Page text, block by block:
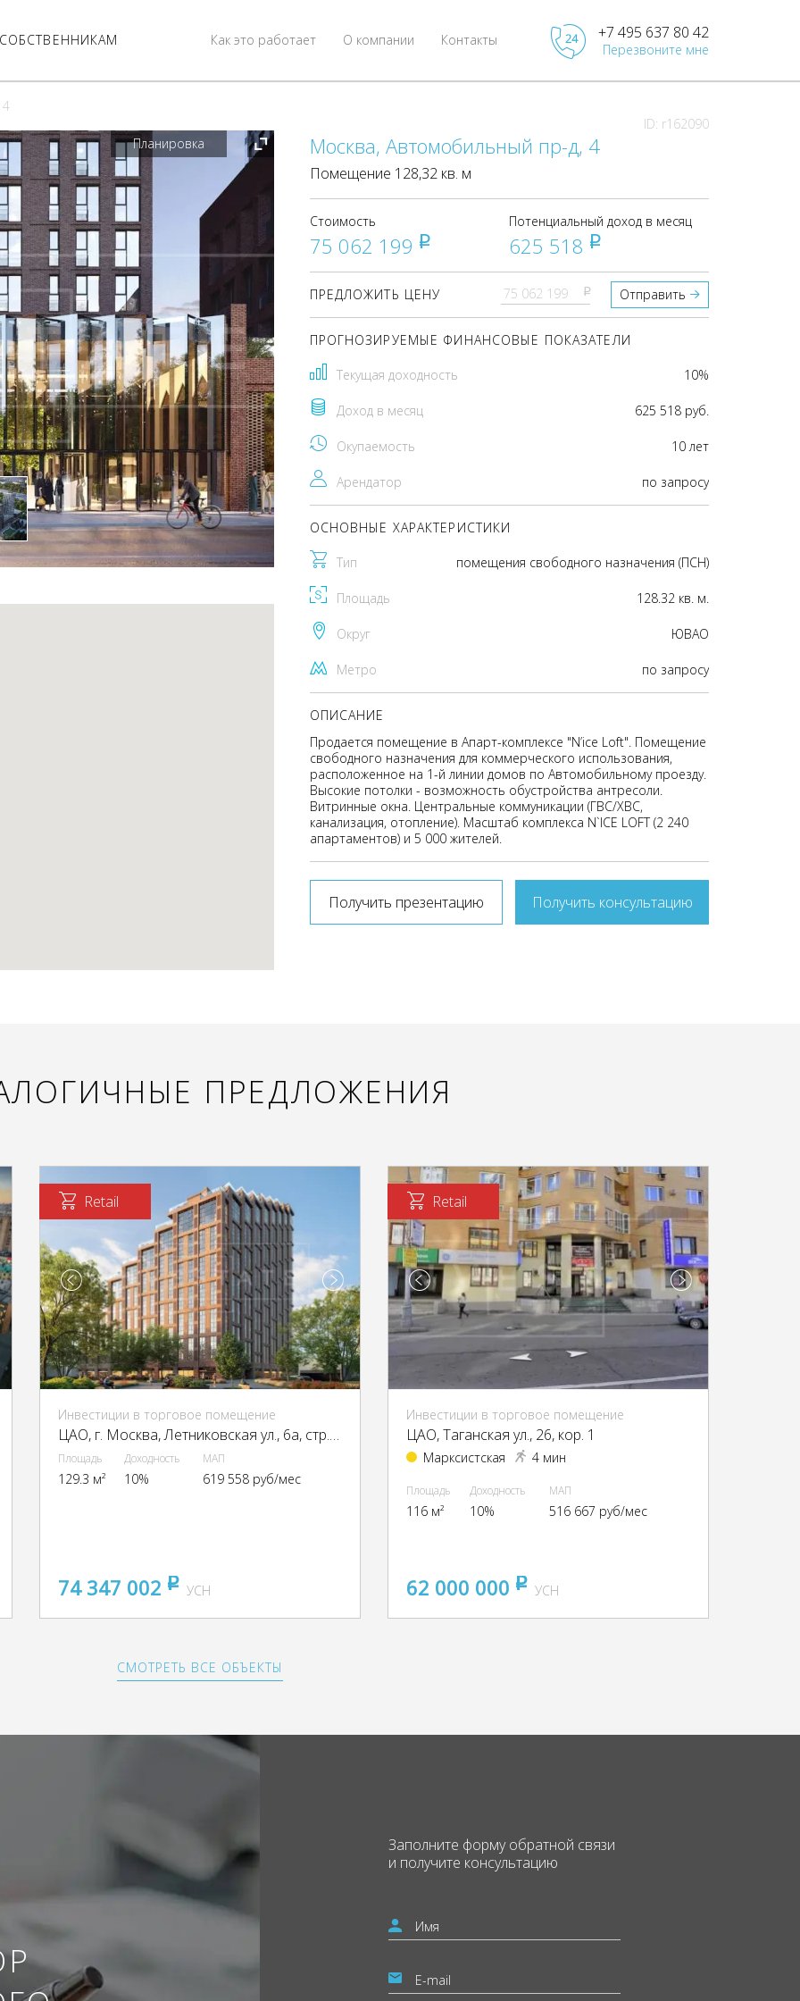
Контакты
О компании
Как это работает +7 495 637 80 42
Перезвоните мне
ID: r162090
Планировка
Москва, Автомобильный пр-д, 4
Помещение 128,32 кв. м
Стоимость
75 062 199 pуб
Потенциальный доход в месяц
625 518 pуб
ПРЕДЛОЖИТЬ ЦЕНУ pуб Отправить
ПРОГНОЗИРУЕМЫЕ ФИНАНСОВЫЕ ПОКАЗАТЕЛИ
Текущая доходность 10%
Доход в месяц 625 518 руб.
Окупаемость 10 лет
Арендатор по запросу
ОСНОВНЫЕ ХАРАКТЕРИСТИКИ
Тип помещения свободного назначения (ПСН)
Площадь 128.32 кв. м.
Округ ЮВАО
Метро по запросу
ОПИСАНИЕ
Продается помещение в Апарт-комплексе "N’ice Loft". Помещение
свободного назначения для коммерческого использования,
расположенное на 1-й линии домов по Автомобильному проезду.
Высокие потолки - возможность обустройства антресоли.
Витринные окна. Центральные коммуникации (ГВС/ХВС,
канализация, отопление). Масштаб комплекса N`ICE LOFT (2 240
апартаментов) и 5 000 жителей.
Получить презентацию Получить консультацию
ПРЕДЛОЖЕНИЯ
Retail
Инвестиции в торговое помещение
ЦАО, г. Москва, Летниковская ул., 6а, стр. 1,2,3,7,10
Площадь
129.3 м²
Доходность
10%
МАП
619 558 руб/мес
74 347 002 pуб
УСН
Retail
Инвестиции в торговое помещение
ЦАО, Таганская ул., 26, кор. 1
Марксистская 4 мин
Площадь
116 м²
Доходность
10%
МАП
516 667 руб/мес
62 000 000 pуб
УСН
СМОТРЕТЬ ВСЕ ОБЪЕКТЫ
Заполните формуобратной связи
и получите консультацию